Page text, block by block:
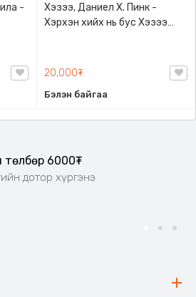
-
Хэзээ, Даниел Х. Пинк -
Хэрхэн хийх нь бус Хэзээ
20,000₮
Бэлэн байгаа
төлбөр 6000₮
дотор хүргэнэ